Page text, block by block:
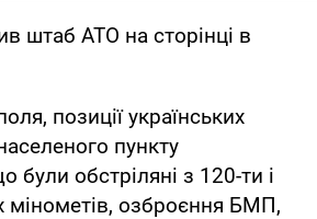
штаб АТО на сторінці в
позиції українських
пункту
були обстріляні з 120-ти і
мінометів, озброєння БМП,